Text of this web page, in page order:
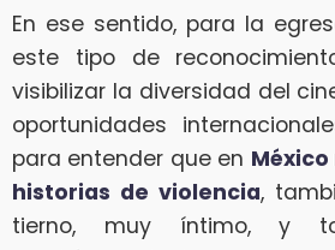
En ese sentido, para la
este tipo de
visibilizar la diversidad del
oportunidades
para entender que en México
historias de violencia,
tierno, muy íntimo, y